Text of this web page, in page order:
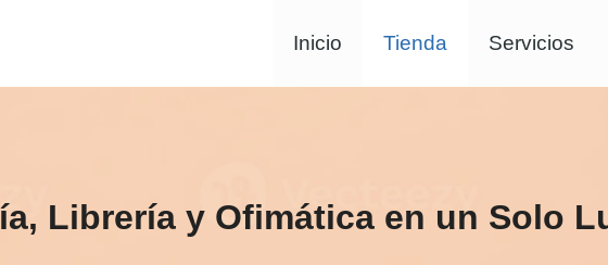
Inicio Tienda Servicios
Librería y Ofimática en un Solo